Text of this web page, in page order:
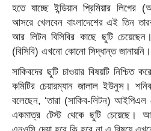
হতে যাচ্ছে ইন্ডিয়ান প্রিমিয়ার
আসরে খেলবেন বাংলাদেশের এই তিন
আর লিটন বিসিবির কাছে ছুটি
(বিসিবি) এখনো কোনো সিদ্ধান্ত জানায়নি।
সাকিবদের ছুটি চাওয়ার বিষয়টি নিশ্চিত
কমিটির চেয়ারম্যান জালাল ইউনুস।
বলেছেন, ‘তারা (সাকিব-লিটন) আইপিএল
একমাত্র টেস্ট থেকে ছুটি চেয়েছে।